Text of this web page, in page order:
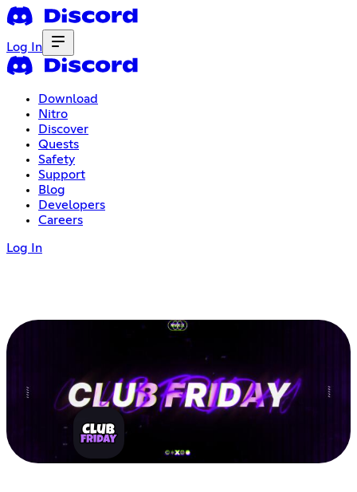
Log In
Download
Nitro
Discover
Quests
Safety
Support
Blog
Developers
Careers
Log In